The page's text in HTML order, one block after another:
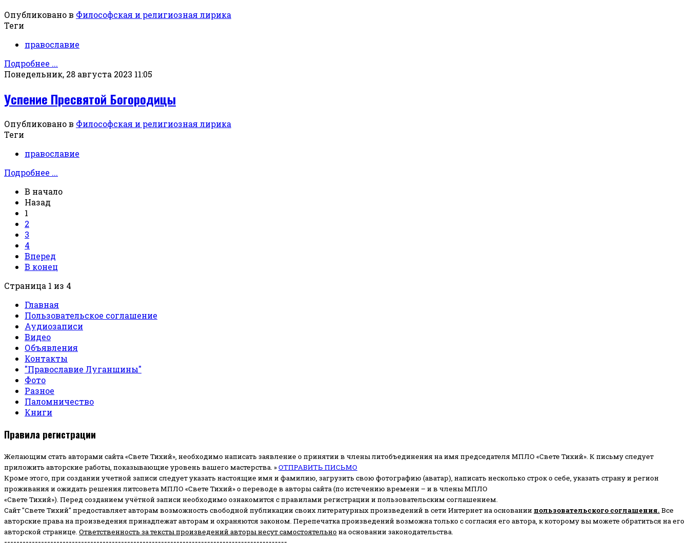
Опубликовано в Философская и религиозная лирика
Теги
православие
Подробнее ...
Понедельник, 28 августа 2023 11:05
Успение Пресвятой Богородицы
Опубликовано в Философская и религиозная лирика
Теги
православие
Подробнее ...
В начало
Назад
1
2
3
4
Вперед
В конец
Страница 1 из 4
Главная
Пользовательское соглашение
Аудиозаписи
Видео
Объявления
Контакты
"Православие Луганщины"
Фото
Разное
Паломничество
Книги
Правила регистрации
Желающим стать авторами сайта «Свете Тихий», необходимо написать заявление о принятии в члены литобъединения на имя председателя МПЛО «Свете Тихий». К письму следует
приложить авторские работы, показывающие уровень вашего мастерства. »ОТПРАВИТЬ ПИСЬМО
Кроме этого, при создании учетной записи следует указать настоящие имя и фамилию, загрузить свою фотографию (аватар), написать несколько строк о себе, указать страну и регион
проживания и ожидать решения литсовета МПЛО «Свете Тихий» о переводе в авторы сайта (по истечению времени – и в члены МПЛО
«Свете Тихий»). Перед созданием учётной записи необходимо ознакомится с правилами регистрации и пользовательским соглашением.
Сайт "Свете Тихий" предоставляет авторам возможность свободной публикации своих литературных произведений в сети Интернет на основании пользовательского соглашения. Все
авторские права на произведения принадлежат авторам и охраняются законом. Перепечатка произведений возможна только с согласия его автора, к которому вы можете обратиться на его
авторской странице. Ответственность за тексты произведений авторы несут самостоятельно на основании законодательства.